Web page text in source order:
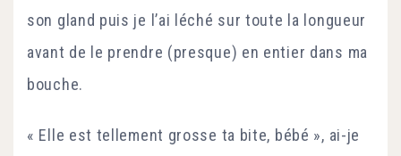
son gland puis je l’ai léché sur toute la longueur
avant de le prendre (presque) en entier dans ma
bouche.
« Elle est tellement grosse ta bite, bébé », ai-je